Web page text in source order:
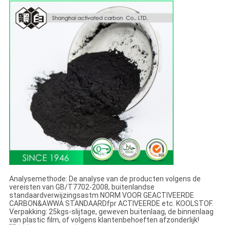
Analysemethode: De analyse van de producten volgens de
vereisten van GB/T7702-2008, buitenlandse
standaardverwijzingsastm NORM VOOR GEACTIVEERDE
CARBON&AWWA STANDAARDfpr ACTIVEERDE etc. KOOLSTOF.
Verpakking: 25kgs-slijtage, geweven buitenlaag, de binnenlaag
van plastic film, of volgens klantenbehoeften afzonderlijk!